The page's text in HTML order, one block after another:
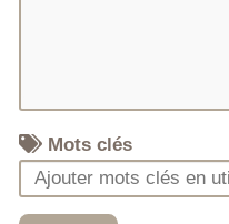
Mots clés